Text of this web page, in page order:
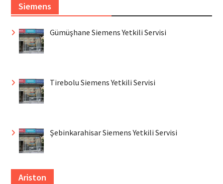
Siemens
Gümüşhane Siemens Yetkili Servisi
Tirebolu Siemens Yetkili Servisi
Şebinkarahisar Siemens Yetkili Servisi
Ariston